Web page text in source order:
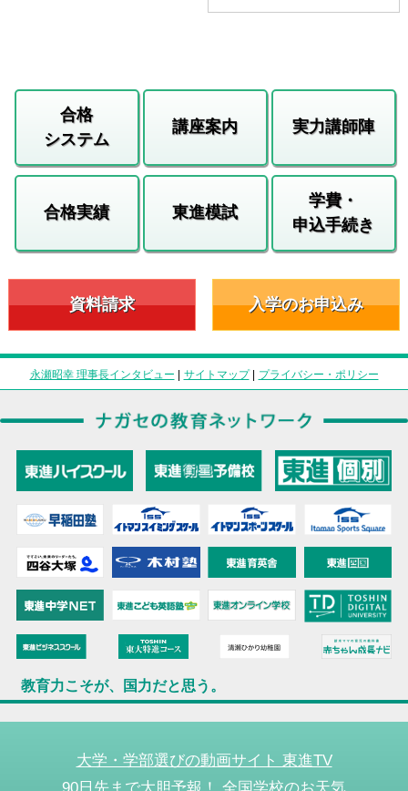
合格
システム
講座案内 実力講師陣
合格実績 東進模試
学費・
申込手続き
資料請求 入学のお申込み
永瀬昭幸 理事長インタビュー | サイトマップ| プライバシー・ポリシー
教育力こそが、国力だと思う。
大学・学部選びの動画サイト 東進TV